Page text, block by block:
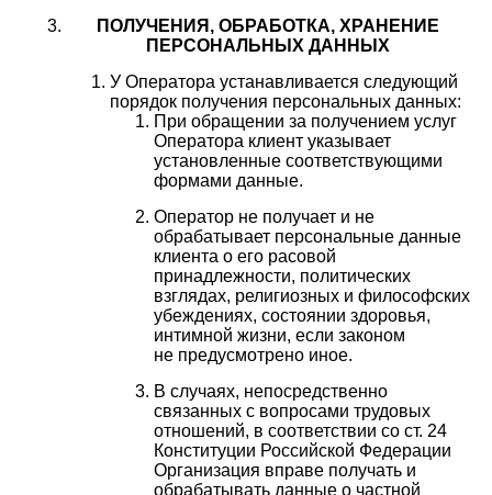
ПОЛУЧЕНИЯ, ОБРАБОТКА, ХРАНЕНИЕ
ПЕРСОНАЛЬНЫХ ДАННЫХ
У Оператора устанавливается следующий
порядок получения персональных данных:
При обращении за получением услуг
Оператора клиент указывает
установленные соответствующими
формами данные.
Оператор не получает и не
обрабатывает персональные данные
клиента о его расовой
принадлежности, политических
взглядах, религиозных и философских
убеждениях, состоянии здоровья,
интимной жизни, если законом
не предусмотрено иное.
В случаях, непосредственно
связанных с вопросами трудовых
отношений, в соответствии со ст. 24
Конституции Российской Федерации
Организация вправе получать и
обрабатывать данные о частной